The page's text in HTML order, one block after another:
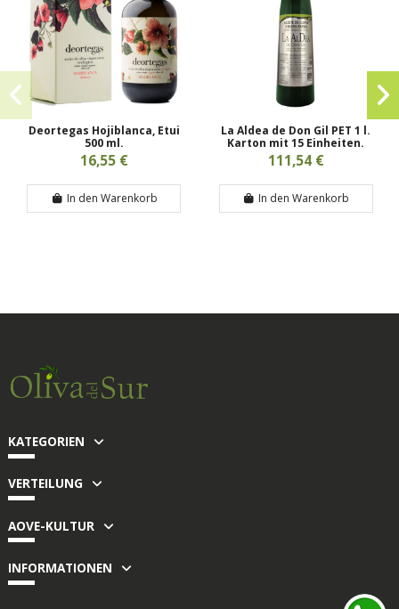
Deortegas Hojiblanca, Etui
500 ml.
16,55 €
In den Warenkorb
La Aldea de Don Gil PET 1 l.
Karton mit 15 Einheiten.
111,54 €
In den Warenkorb
KATEGORIEN
VERTEILUNG
AOVE-KULTUR
INFORMATIONEN